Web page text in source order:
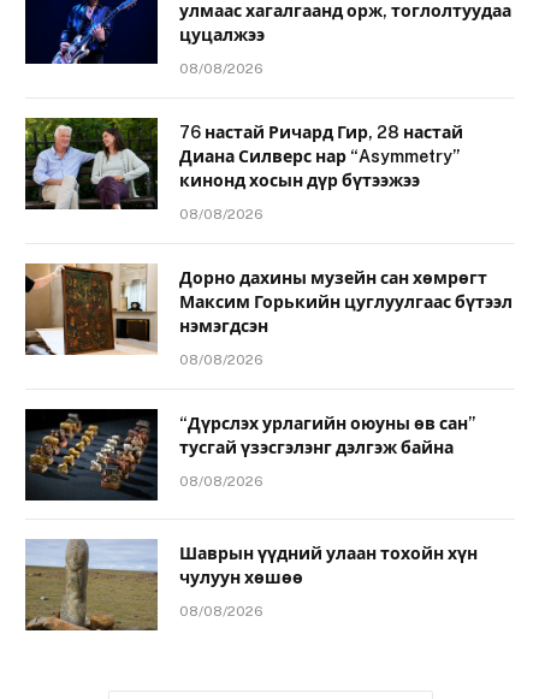
улмаас хагалгаанд орж, тоглолтуудаа
цуцалжээ
08/08/2026
76 настай Ричард Гир, 28 настай
Диана Силверс нар “Asymmetry”
кинонд хосын дүр бүтээжээ
08/08/2026
Дорно дахины музейн сан хөмрөгт
Максим Горькийн цуглуулгаас бүтээл
нэмэгдсэн
08/08/2026
“Дүрслэх урлагийн оюуны өв сан”
тусгай үзэсгэлэнг дэлгэж байна
08/08/2026
Шаврын үүдний улаан тохойн хүн
чулуун хөшөө
08/08/2026